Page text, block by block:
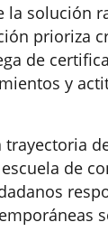
la solución
prioriza
de
y
de